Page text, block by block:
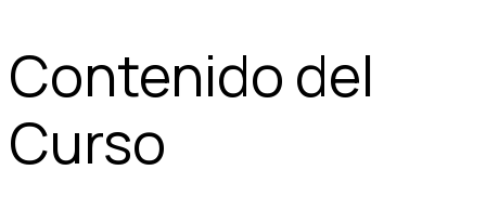
Contenido del
Curso